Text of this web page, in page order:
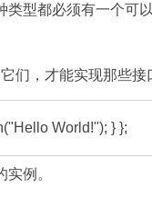
型都必须有一个可
，才能实现那些接
World!"); } };
例。